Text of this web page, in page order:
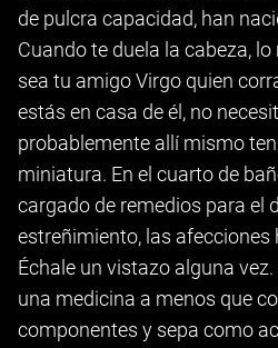
de pulcra capacidad, han
Cuando te duela la cabeza,
sea tu amigo Virgo quien
estás en casa de él, no
probablemente allí mismo
miniatura. En el cuarto de
cargado de remedios para el
estreñimiento, las afecciones
Échale un vistazo alguna
una medicina a menos que
componentes y sepa como